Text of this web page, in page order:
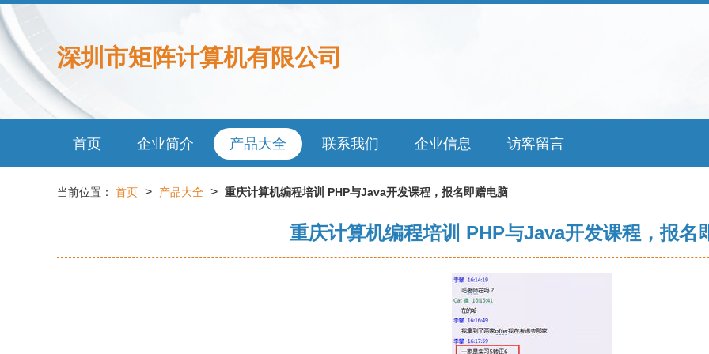
深圳市矩阵计算机有限公司
首页 企业简介 产品大全 联系我们 企业信息 访客留言
当前位置： 首页 > 产品大全 > 重庆计算机编程培训 PHP与Java开发课程，报名即赠电脑
重庆计算机编程培训 PHP与Java开发课程，报名